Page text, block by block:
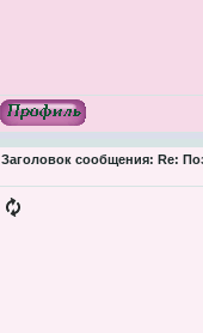
Заголовок сообщения: Re: